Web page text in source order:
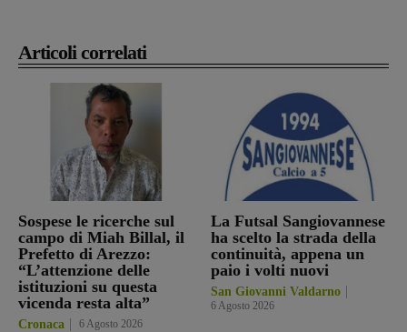
Articoli correlati
Sospese le ricerche sul
campo di Miah Billal, il
Prefetto di Arezzo:
“L’attenzione delle
istituzioni su questa
vicenda resta alta”
Cronaca 6 Agosto 2026
La Futsal Sangiovannese
ha scelto la strada della
continuità, appena un
paio i volti nuovi
San Giovanni Valdarno
6 Agosto 2026